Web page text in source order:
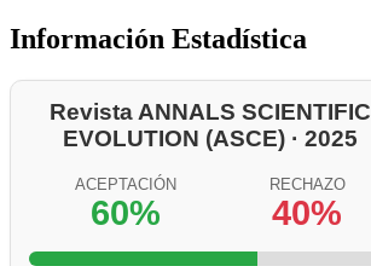
Información Estadística
Revista ANNALS SCIENTIFIC
EVOLUTION (ASCE) · 2025
ACEPTACIÓN
60%
RECHAZO
40%